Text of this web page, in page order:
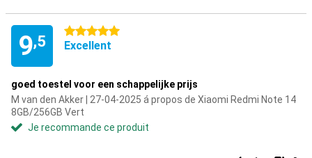
9,5
5 étoiles
Excellent
goed toestel voor een schappelijke prijs
M van den Akker | 27-04-2025 á propos de Xiaomi Redmi Note 14
8GB/256GB Vert
Je recommande ce produit